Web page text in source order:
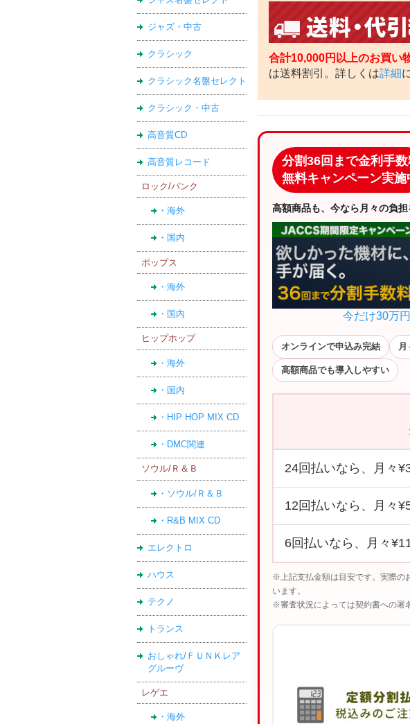
ジャズ・中古
クラシック
クラシック名盤セレクト
クラシック・中古
高音質CD
高音質レコード
ロック/パンク
・海外
・国内
ポップス
・海外
・国内
ヒップホップ
・海外
・国内
・HIP HOP MIX CD
・DMC関連
ソウル/Ｒ＆Ｂ
・ソウル/Ｒ＆Ｂ
・R&B MIX CD
エレクトロ
ハウス
テクノ
トランス
おしゃれ/ＦＵＮＫレア
グルーヴ
レゲエ
・海外
合計10,000円以上のお買い
は送料割引。詳しくは詳細
分割36回まで金利手
無料キャンペーン実施
高額商品も、今なら月々の負
今だけ30万
オンラインで申込み完結 月
高額商品でも導入しやすい
24回払いなら、月々
12回払いなら、月々
6回払いなら、月々
※上記支払金額は目安です。実際の
います。
※審査状況によっては契約書への署